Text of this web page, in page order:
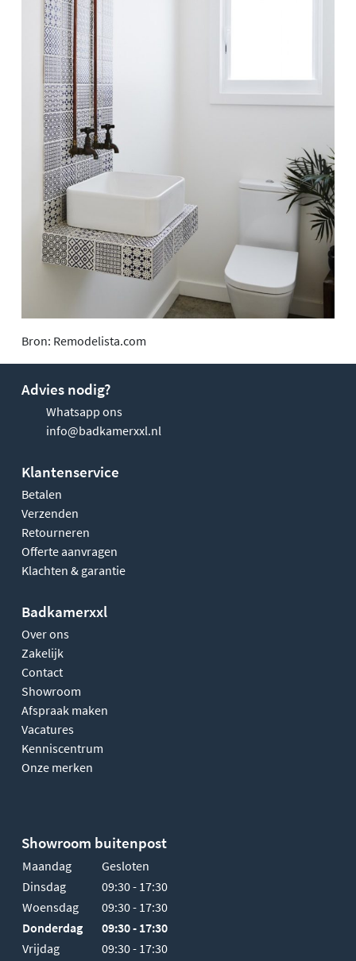
Bron: Remodelista.com
Advies nodig?
Whatsapp ons
info@badkamerxxl.nl
Klantenservice
Betalen
Verzenden
Retourneren
Offerte aanvragen
Klachten & garantie
Badkamerxxl
Over ons
Zakelijk
Contact
Showroom
Afspraak maken
Vacatures
Kenniscentrum
Onze merken
Showroom buitenpost
Maandag
Gesloten
Dinsdag
09:30 - 17:30
Woensdag
09:30 - 17:30
Donderdag
09:30 - 17:30
Vrijdag
09:30 - 17:30